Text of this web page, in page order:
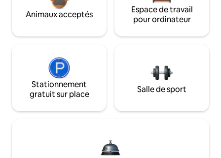
Animaux acceptés
Espace de travail
pour ordinateur
Stationnement
gratuit sur place
Salle de sport